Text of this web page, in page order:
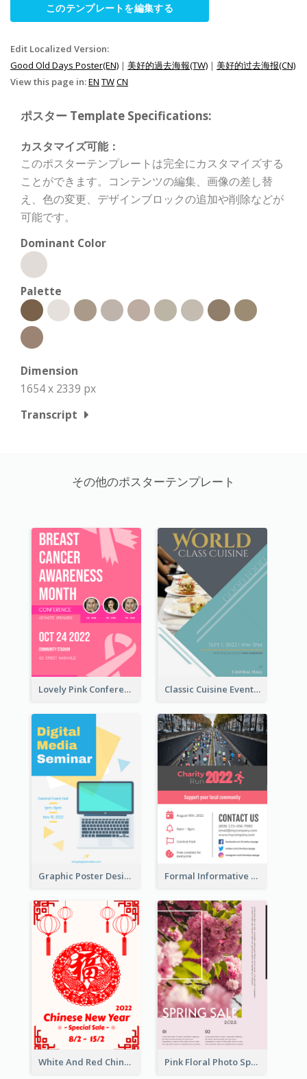
このテンプレートを編集する
Edit Localized Version:
Good Old Days Poster(EN) | 美好的過去海報(TW) | 美好的过去海报(CN)
View this page in:EN TWCN
ポスター Template Specifications:
カスタマイズ可能：
このポスターテンプレートは完全にカスタマイズする
ことができます。コンテンツの編集、画像の差し替
え、色の変更、デザインブロックの追加や削除などが
可能です。
Dominant Color
Palette
Dimension
1654 x 2339 px
Transcript
その他のポスターテンプレート
Lovely Pink Conference Promotional Poster Design Idea Classic Cuisine Event Poster With Details
Graphic Poster Design Of Seminar With Clear Information Formal Informative Poster Of Charity Run 2020
White And Red Chinese New Year Sale Poster Pink Floral Photo Spring Sale Poster